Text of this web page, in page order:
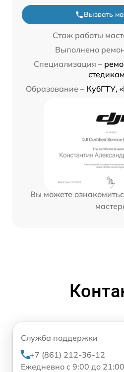
Вызвать
Стаж работы
Выполнено
Специализация –
Образование – КубГТУ,
Вы можете
Служба поддержки
+7 (861) 212-36-12
Ежедневно с 9:00 до 21:00